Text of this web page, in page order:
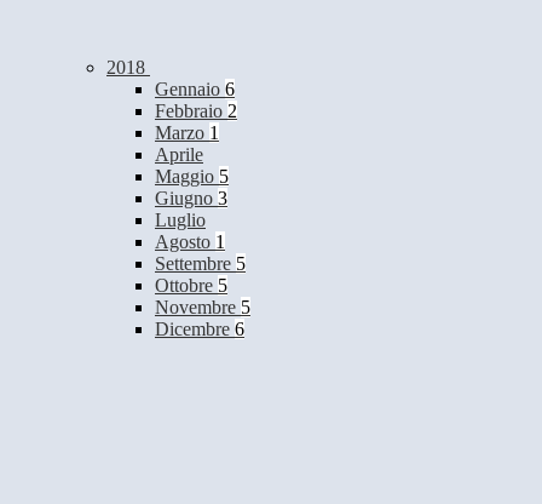
2018
Gennaio 6
Febbraio 2
Marzo 1
Aprile
Maggio 5
Giugno 3
Luglio
Agosto 1
Settembre 5
Ottobre 5
Novembre 5
Dicembre 6